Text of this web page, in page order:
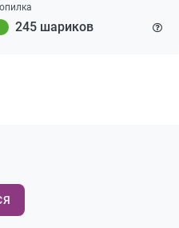
245 шариков